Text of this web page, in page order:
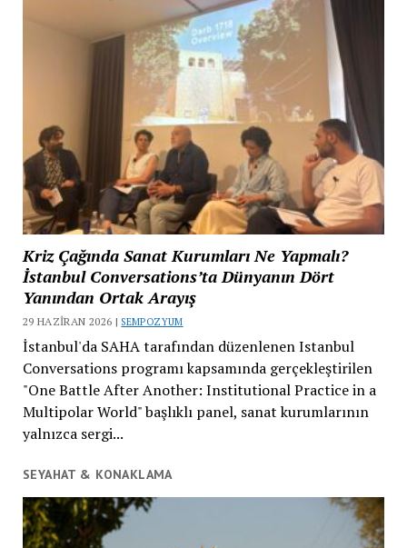
Kriz Çağında Sanat Kurumları Ne Yapmalı?
İstanbul Conversations’ta Dünyanın Dört
Yanından Ortak Arayış
29 HAZIRAN 2026 | SEMPOZYUM
İstanbul'da SAHA tarafından düzenlenen Istanbul
Conversations programı kapsamında gerçekleştirilen
"One Battle After Another: Institutional Practice in a
Multipolar World" başlıklı panel, sanat kurumlarının
yalnızca sergi...
SEYAHAT & KONAKLAMA